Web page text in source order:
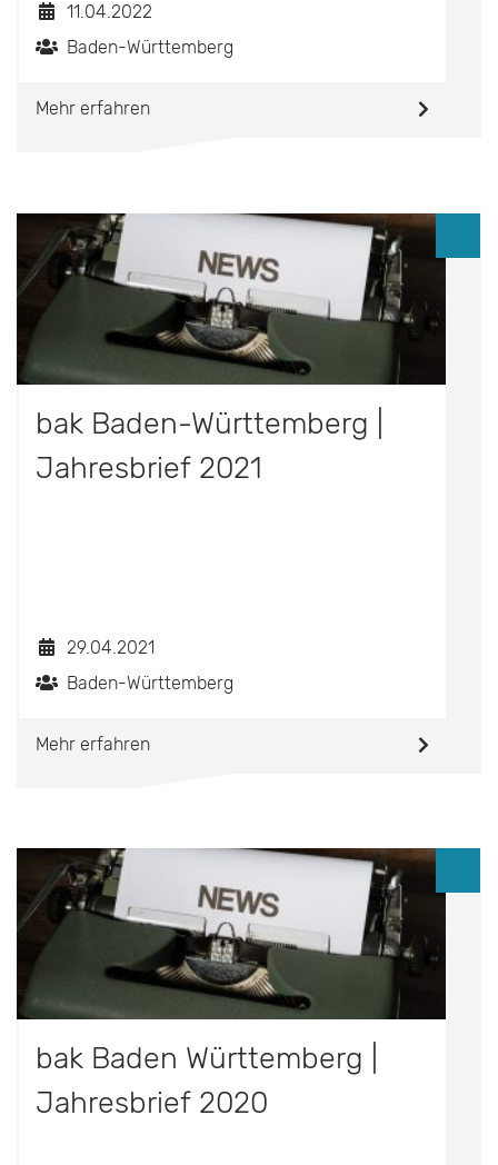
11.04.2022
Baden-Württemberg
Mehr erfahren
bak Baden-Württemberg |
Jahresbrief 2021
29.04.2021
Baden-Württemberg
Mehr erfahren
bak Baden Württemberg |
Jahresbrief 2020